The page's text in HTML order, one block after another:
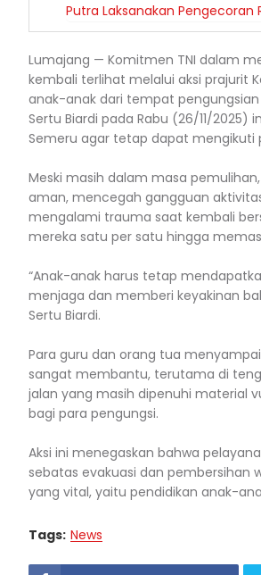
Putra Laksanakan Pengecoran
Lumajang — Komitmen TNI dalam
kembali terlihat melalui aksi prajurit
anak-anak dari tempat pengungsian
Sertu Biardi pada Rabu (26/11/
Semeru agar tetap dapat mengikuti
Meski masih dalam masa
aman, mencegah gangguan
mengalami trauma saat kembali
mereka satu per satu hingga
“Anak-anak harus tetap
menjaga dan memberi keyakinan
Sertu Biardi.
Para guru dan orang tua
sangat membantu, terutama di
jalan yang masih dipenuhi material
bagi para pengungsi.
Aksi ini menegaskan bahwa
sebatas evakuasi dan pembersihan
yang vital, yaitu pendidikan anak-
Tags: News